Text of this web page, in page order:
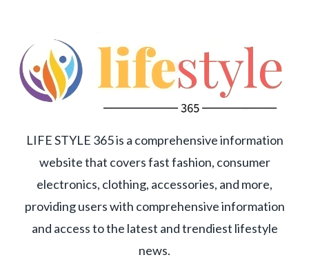
LIFE STYLE 365 is a comprehensive information
website that covers fast fashion, consumer
electronics, clothing, accessories, and more,
providing users with comprehensive information
and access to the latest and trendiest lifestyle
news.